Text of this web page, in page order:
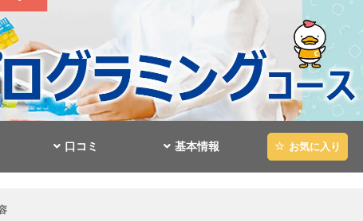
口コミ 基本情報 お気に入り